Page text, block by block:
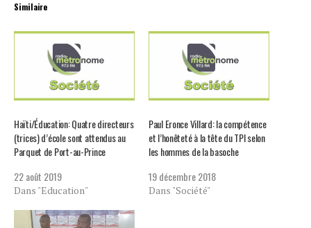
Similaire
Haïti/Éducation: Quatre directeurs
(trices) d’école sont attendus au
Parquet de Port-au-Prince
22 août 2019
Dans "Education"
Paul Eronce Villard: la compétence
et l’honêteté à la tête du TPI selon
les hommes de la basoche
19 décembre 2018
Dans "Société"